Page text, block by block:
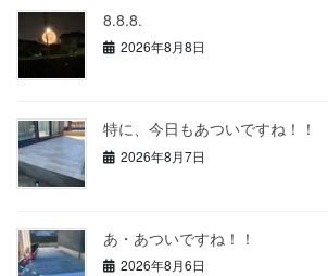
8.8.8.
2026年8月8日
特に、今日もあついですね！！
2026年8月7日
あ・あついですね！！
2026年8月6日